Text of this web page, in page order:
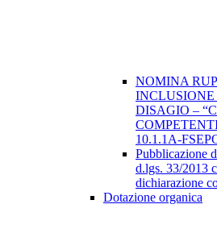
NOMINA
DISAGIO –
10.1.1A-
Pubblicazione
d.lgs. 33/2013
dichiarazione
Dotazione organica